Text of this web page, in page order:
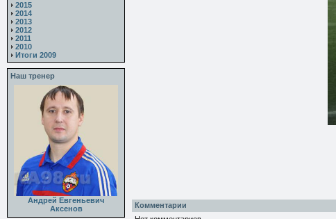
2015
2014
2013
2012
2011
2010
Итоги 2009
Наш тренер
Андрей Евгеньевич
Аксенов
Комментарии